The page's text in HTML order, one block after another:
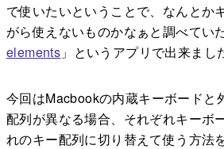
で使いたいということで、なんとか
がら使えないものかなぁと調べてい
elements 」というアプリで出来まし
今回はMacbookの内蔵キーボードと
配列が異なる場合、それぞれキーボ
れのキー配列に切り替えて使う方法